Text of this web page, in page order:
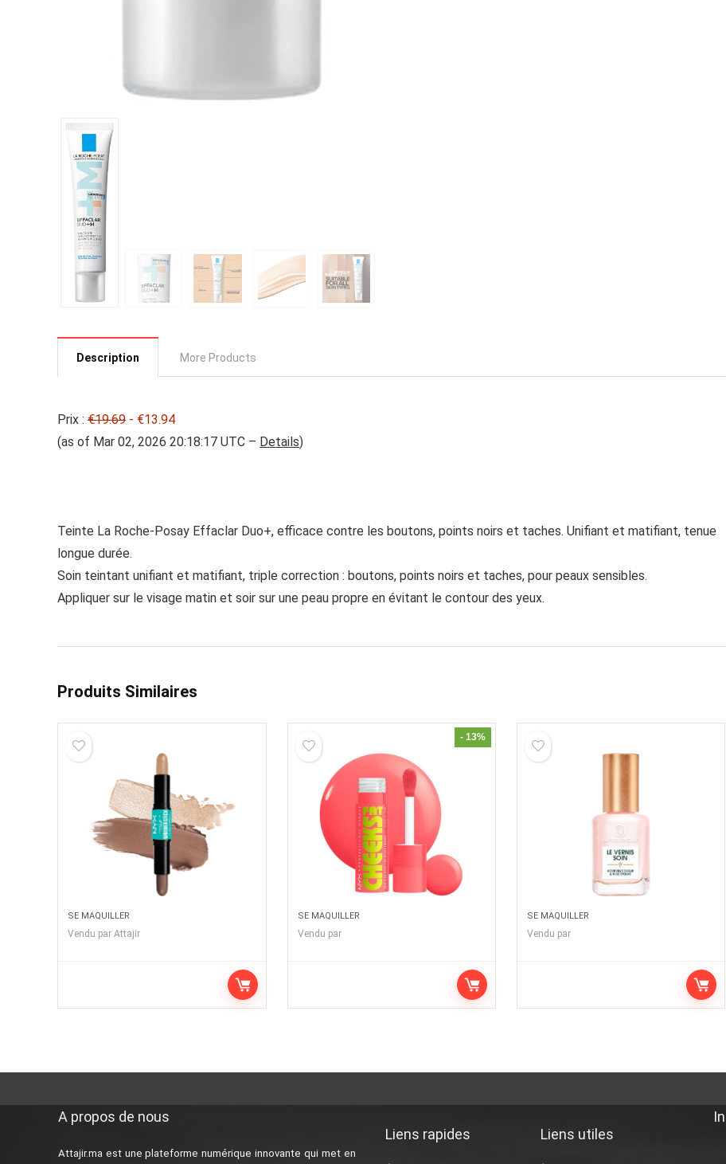
Description More Products
Prix : €19.69 - €13.94
(as of Mar 02, 2026 20:18:17 UTC – Details)
Teinte La Roche-Posay Effaclar Duo+, efficace contre les boutons, points noirs et taches. Unifiant et matifiant, tenue
longue durée.
Soin teintant unifiant et matifiant, triple correction : boutons, points noirs et taches, pour peaux sensibles.
Appliquer sur le visage matin et soir sur une peau propre en évitant le contour des yeux.
Produits Similaires
SE MAQUILLER
Vendu par Attajir
- 13%
SE MAQUILLER
Vendu par
SE MAQUILLER
Vendu par
A propos de nous
Attajir.ma est une plateforme numérique innovante qui met en
Liens rapides Liens utiles